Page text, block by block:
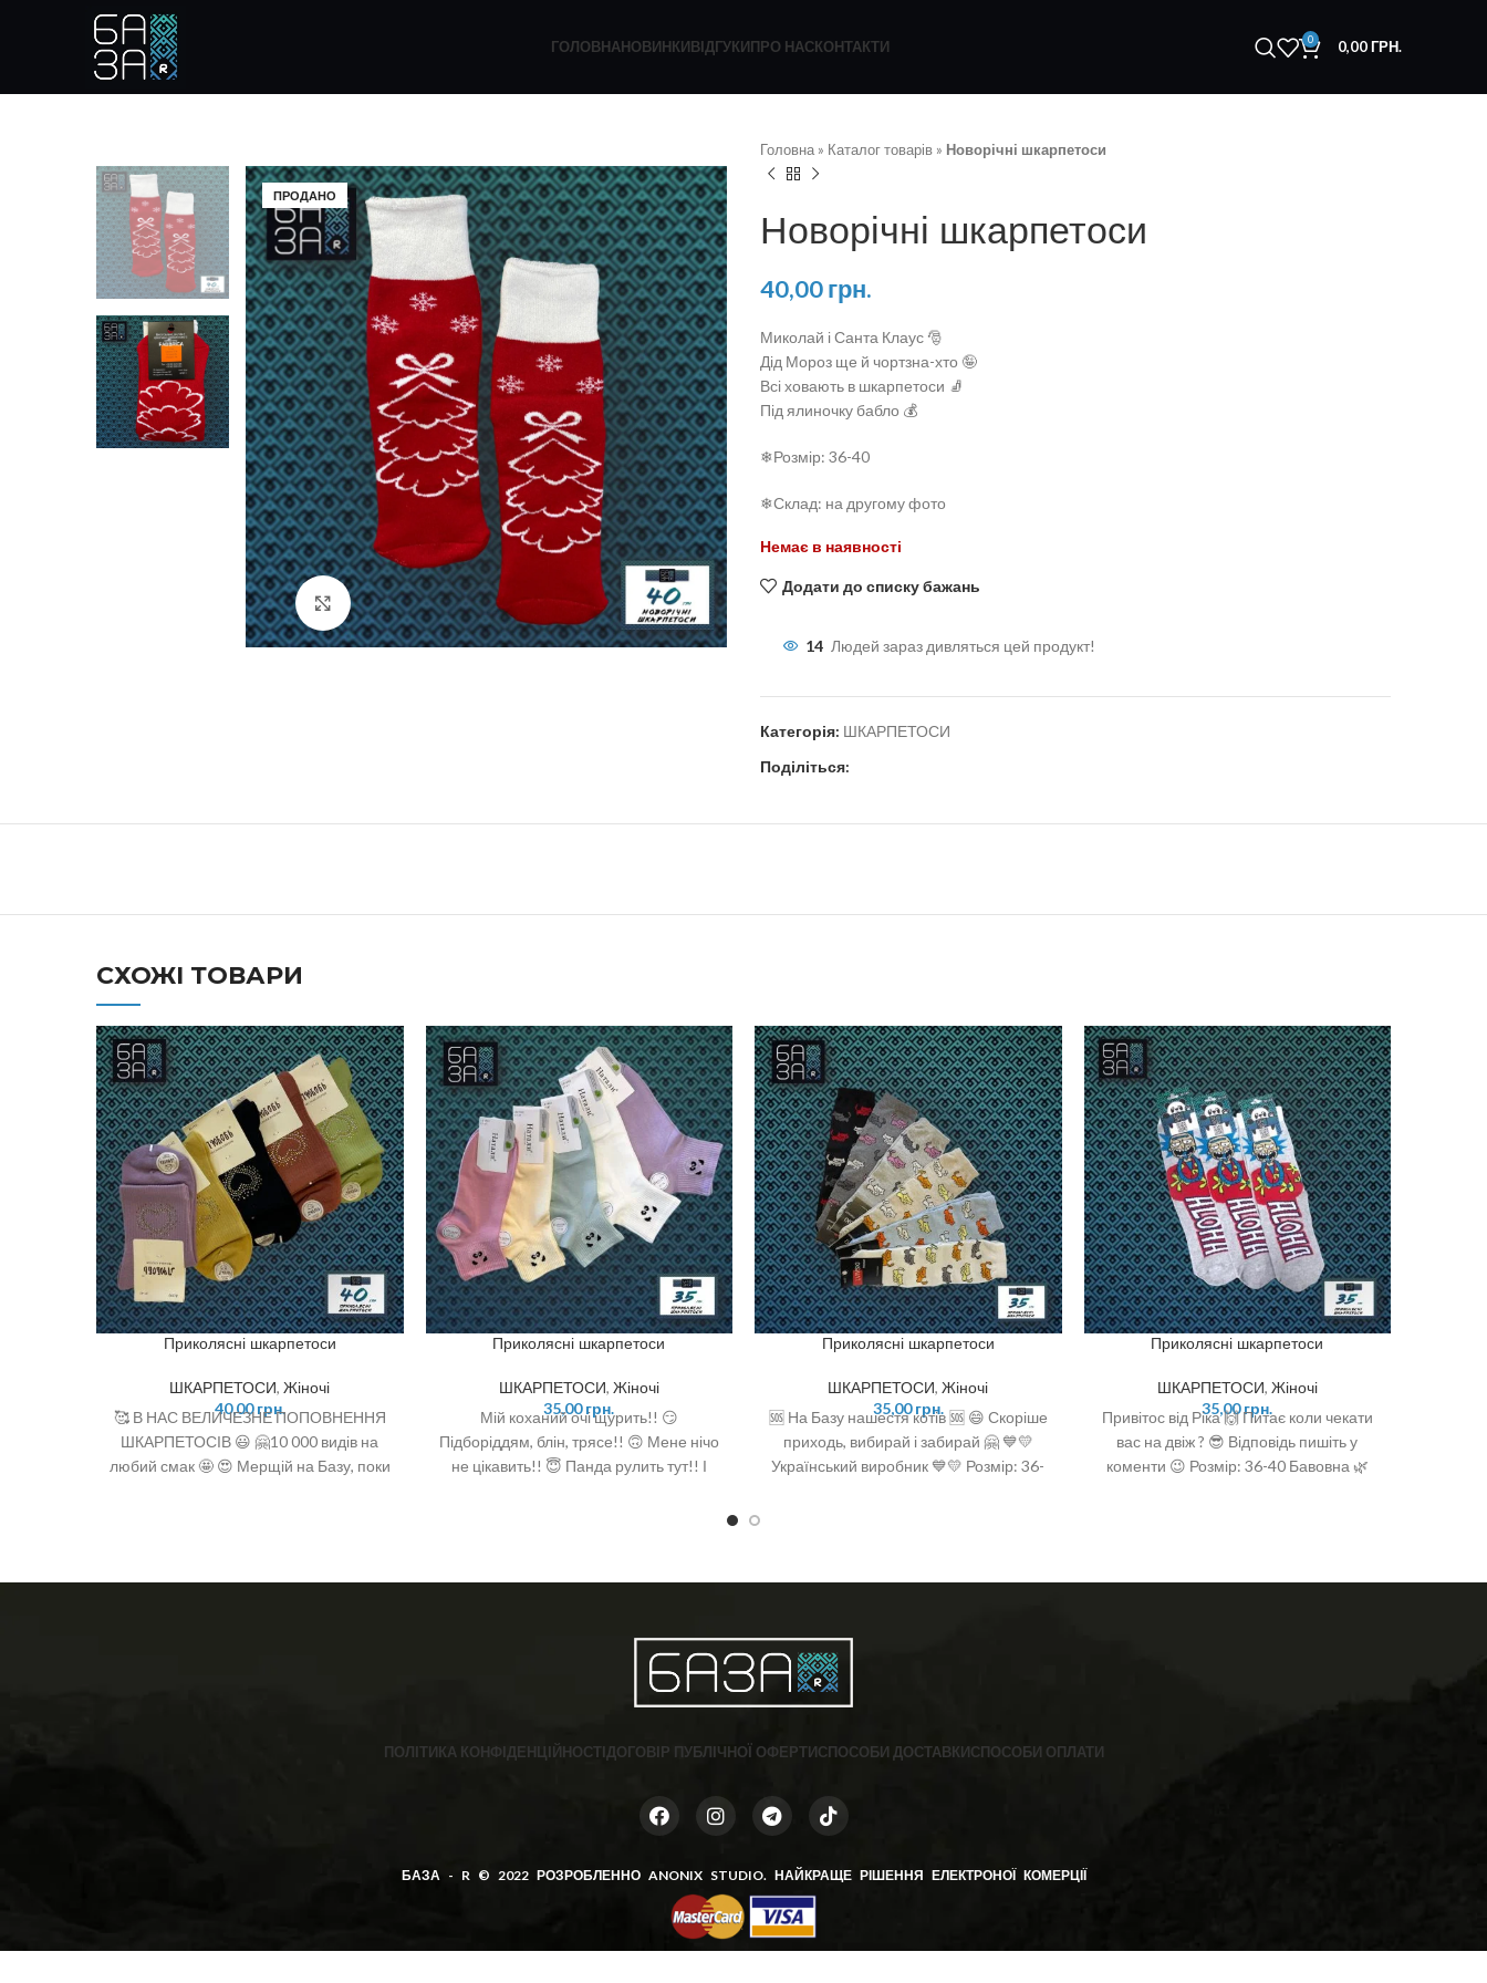
ГОЛОВНАНОВИНКИВІДГУКИПРО НАСКОНТАКТИ 0 0,00ГРН.
ПРОДАНО
Натисніть, щоб збільшити
Головна » Каталог товарів » Новорічні шкарпетоси
Новорічні шкарпетоси
40,00грн.
Миколай і Санта Клаус 🎅
Дід Мороз ще й чортзна-хто 🤪
Всі ховають в шкарпетоси 🧦
Під ялиночку бабло 💰
❄Розмір: 36-40
❄Склад: на другому фото
Немає в наявності
Додати до списку бажань
14 Людей зараз дивляться цей продукт!
Категорія: ШКАРПЕТОСИ
Поділіться:
СХОЖІ ТОВАРИ
Приколясні шкарпетоси
ШКАРПЕТОСИ,Жіночі
40,00грн.
🥰 В НАС ВЕЛИЧЕЗНЕ ПОПОВНЕННЯ
ШКАРПЕТОСІВ 😃 🤗10 000 видів на
любий смак 🤩 😍 Мерщій на Базу, поки
Приколясні шкарпетоси
ШКАРПЕТОСИ, Жіночі
35,00грн.
Мій коханий очі щурить!! 😏
Підборіддям, блін, трясе!! 🙃 Мене нічо
не цікавить!! 😇 Панда рулить тут!! І
Приколясні шкарпетоси
ШКАРПЕТОСИ,Жіночі
35,00грн.
🆘 На Базу нашестя котів 🆘 😄 Скоріше
приходь, вибирай і забирай 🤗 💙💛
Український виробник 💙💛 Розмір: 36-
Приколясні шкарпетоси
ШКАРПЕТОСИ, Жіночі
35,00грн.
Привітос від Ріка 🙌 Питає коли чекати
вас на двіж ? 😎 Відповідь пишіть у
коменти 😉 Розмір: 36-40 Бавовна 🌿
ПОЛІТИКА КОНФІДЕНЦІЙНОСТІДОГОВІР ПУБЛІЧНОЇ ОФЕРТИСПОСОБИ ДОСТАВКИСПОСОБИ ОПЛАТИ
БАЗА - R © 2022 РОЗРОБЛЕННО ANONIX STUDIO. НАЙКРАЩЕ РІШЕННЯ ЕЛЕКТРОНОЇ КОМЕРЦІЇ